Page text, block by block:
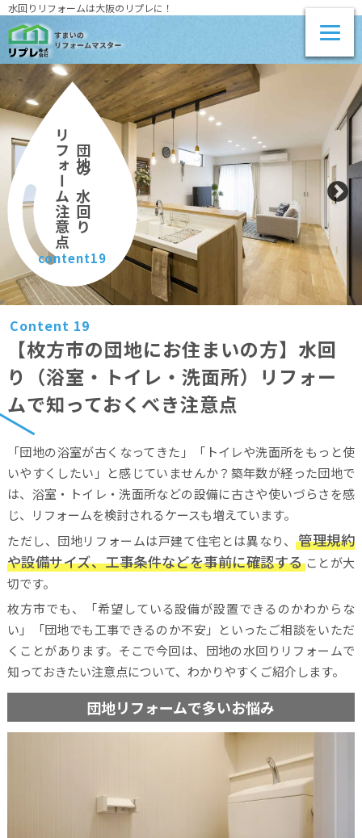
水回りリフォームは大阪のリプレに！
団地の水回り
リフォーム注意点
content19
Content 19
【枚方市の団地にお住まいの方】水回
り（浴室・トイレ・洗面所）リフォー
ムで知っておくべき注意点
「団地の浴室が古くなってきた」「トイレや洗面所をもっと使
いやすくしたい」と感じていませんか？築年数が経った団地で
は、浴室・トイレ・洗面所などの設備に古さや使いづらさを感
じ、リフォームを検討されるケースも増えています。
ただし、団地リフォームは戸建て住宅とは異なり、管理規約
や設備サイズ、工事条件などを事前に確認することが大
切です。
枚方市でも、「希望している設備が設置できるのかわからな
い」「団地でも工事できるのか不安」といったご相談をいただ
くことがあります。そこで今回は、団地の水回りリフォームで
知っておきたい注意点について、わかりやすくご紹介します。
団地リフォームで多いお悩み